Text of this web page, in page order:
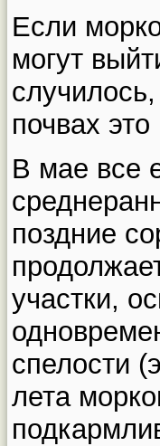
Если
могут
почвах
В мае все
поздние
участки,
спелости
лета